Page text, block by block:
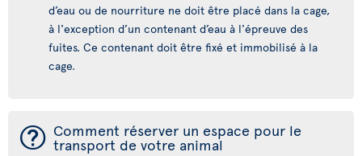
d’eau ou de nourriture ne doit être placé dans la cage,
à l'exception d’un contenant d’eau à l'épreuve des
fuites. Ce contenant doit être fixé et immobilisé à la
cage.
¯ Comment réserver un espace pour le
transport de votre animal